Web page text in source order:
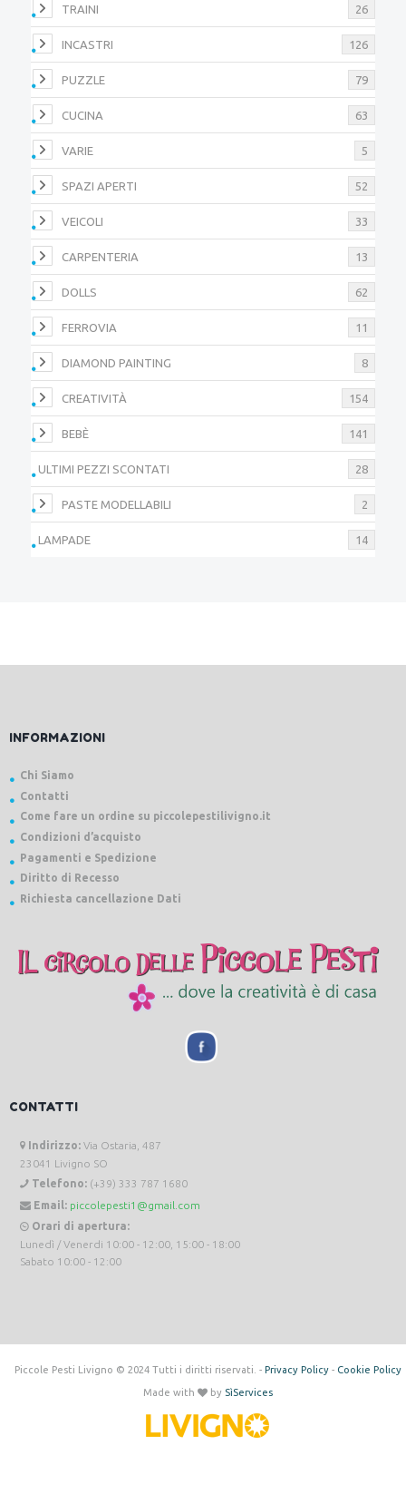
TRAINI 26
INCASTRI 126
PUZZLE 79
CUCINA 63
VARIE 5
SPAZI APERTI 52
VEICOLI 33
CARPENTERIA 13
DOLLS 62
FERROVIA 11
DIAMOND PAINTING 8
CREATIVITÀ 154
BEBÈ 141
ULTIMI PEZZI SCONTATI 28
PASTE MODELLABILI 2
LAMPADE 14
INFORMAZIONI
Chi Siamo
Contatti
Come fare un ordine su piccolepestilivigno.it
Condizioni d’acquisto
Pagamenti e Spedizione
Diritto di Recesso
Richiesta cancellazione Dati
CONTATTI
Indirizzo: Via Ostaria, 487
23041 Livigno SO
Telefono: (+39) 333 787 1680
Email: piccolepesti1@gmail.com
Orari di apertura:
Lunedì / Venerdi 10:00 - 12:00, 15:00 - 18:00
Sabato 10:00 - 12:00
Piccole Pesti Livigno © 2024 Tutti i diritti riservati. - Privacy Policy- Cookie Policy
Made with by SìServices